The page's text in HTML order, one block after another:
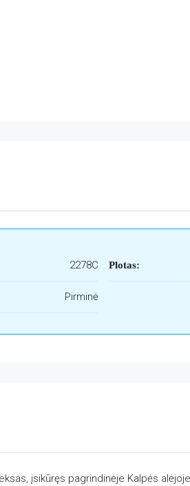
2278C
Pirminė
Plotas:
įsikūręs pagrindinėje Kalpės